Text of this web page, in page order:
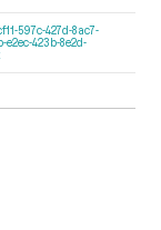
597c-427d-8ac7-
423b-8e2d-